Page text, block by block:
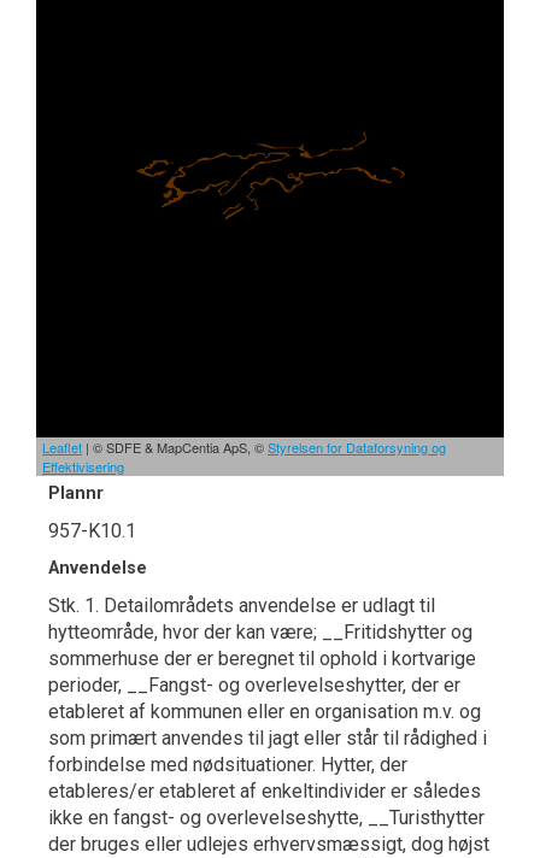
Leaflet | © SDFE & MapCentia ApS, ©Styrelsen for Dataforsyning og
Effektivisering
Plannr
957-K10.1
Anvendelse
Stk. 1. Detailområdets anvendelse er udlagt til
hytteområde, hvor der kan være; __Fritidshytter og
sommerhuse der er beregnet til ophold i kortvarige
perioder, __Fangst- og overlevelseshytter, der er
etableret af kommunen eller en organisation m.v. og
som primært anvendes til jagt eller står til rådighed i
forbindelse med nødsituationer. Hytter, der
etableres/er etableret af enkeltindivider er således
ikke en fangst- og overlevelseshytte, __Turisthytter
der bruges eller udlejes erhvervsmæssigt, dog højst